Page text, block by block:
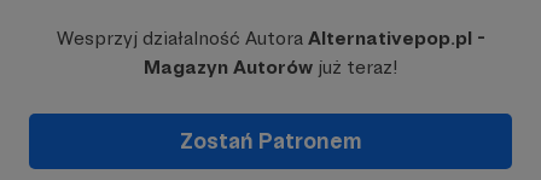
Wesprzyj działalność Autora Alternativepop.pl -
Magazyn Autorówjuż teraz!
Zostań Patronem